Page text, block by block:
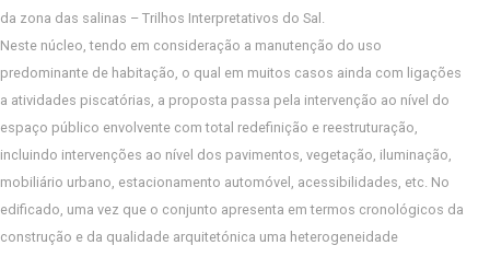
da zona das salinas – Trilhos Interpretativos do Sal.
Neste núcleo, tendo em consideração a manutenção do uso
predominante de habitação, o qual em muitos casos ainda com ligações
a atividades piscatórias, a proposta passa pela intervenção ao nível do
espaço público envolvente com total redefinição e reestruturação,
incluindo intervenções ao nível dos pavimentos, vegetação, iluminação,
mobiliário urbano, estacionamento automóvel, acessibilidades, etc. No
edificado, uma vez que o conjunto apresenta em termos cronológicos da
construção e da qualidade arquitetónica uma heterogeneidade